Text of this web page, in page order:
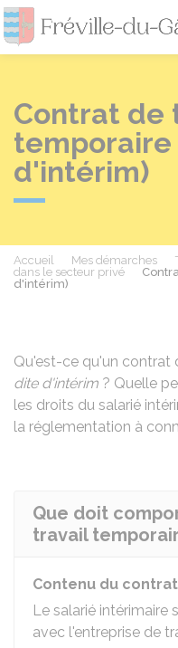
Contrat de
d'intérim)
Accueil Mes démarches
dans le secteur privé
d'intérim)
Qu'est-ce qu'un contrat
dite d'intérim ? Quelle
les droits du salarié
la réglementation à
Que doit
travail
Contenu du contrat
Le salarié intérimaire
avec l'entreprise de